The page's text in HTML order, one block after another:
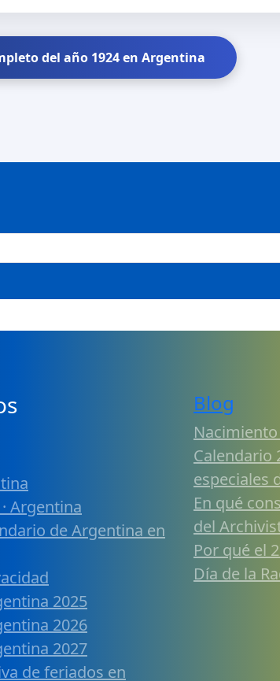
del año 1924 en Argentina
Argentina
de Argentina en
2025
2026
2027
de feriados en
Blog
Calendario
especiales
En qué
del
Por qué el
Día de la